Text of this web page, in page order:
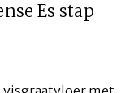
Es stap